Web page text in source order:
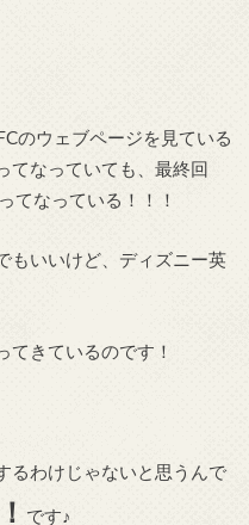
のウェブページを見ている
てなっていても、最終回
てなっている！！！
もいいけど、ディズニー英
てきているのです！
るわけじゃないと思うんで
です♪